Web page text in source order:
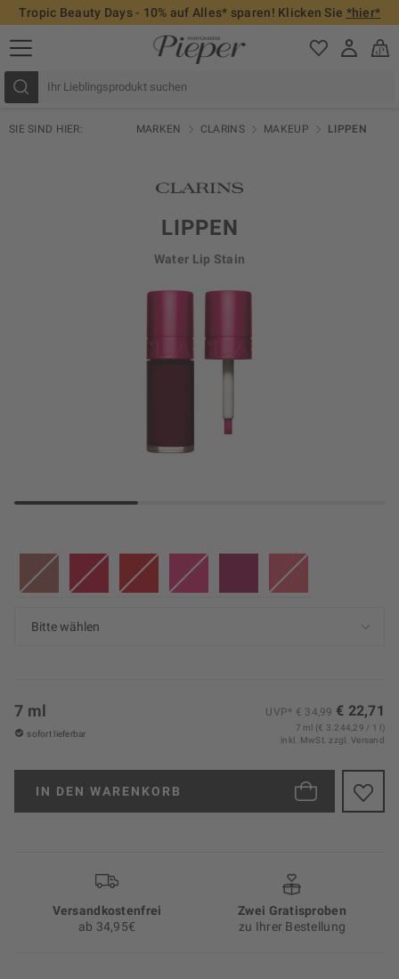
Tropic Beauty Days - 10% auf Alles* sparen! Klicken Sie *hier*
SIE SIND HIER: MARKEN CLARINS MAKEUP LIPPEN
LIPPEN
Water Lip Stain
UVP* € 34,99 € 22,71
7 ml
sofort lieferbar
7 ml (€ 3.244,29 / 1 l)
inkl. MwSt.zzgl. Versand
IN DEN WARENKORB
Versand­kosten­frei
ab 34,95€
Zwei Gratisproben
zu Ihrer Bestellung